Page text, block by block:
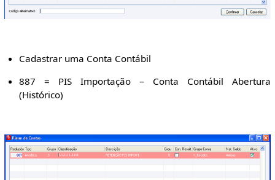
Cadastrar uma Conta Contábil
887 = PIS Importação – Conta Contábil Abertura
(Histórico)